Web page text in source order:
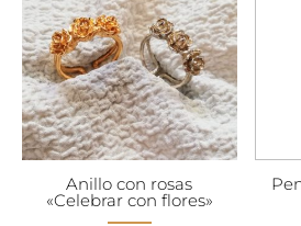
49,00€.39,00€.
Anillo con rosas
«Celebrar con flores»